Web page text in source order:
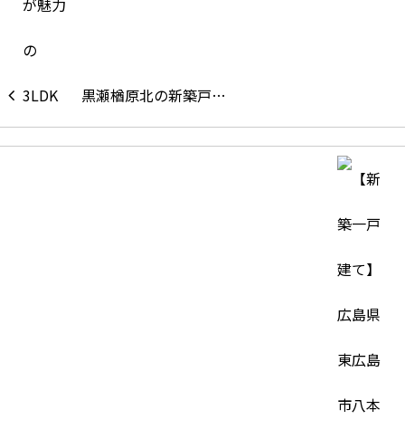
黒瀬楢原北の新築戸…